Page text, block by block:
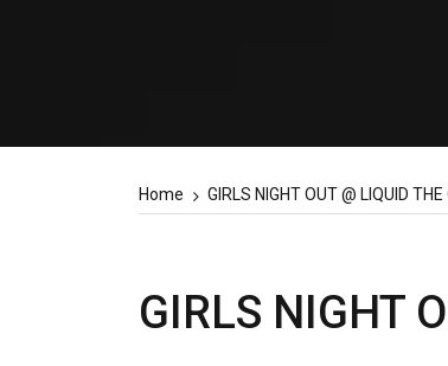
Home GIRLS NIGHT OUT @ LIQUID THE
GIRLS NIGHT